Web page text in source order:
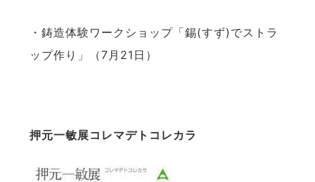
・鋳造体験ワークショップ「錫(すず)でストラ
ップ作り」（7月21日）
押元一敏展コレマデトコレカラ